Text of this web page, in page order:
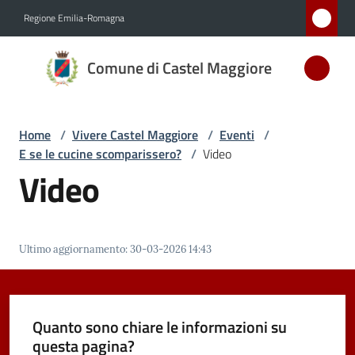
Regione Emilia-Romagna
Comune di Castel Maggiore
Comune
di Castel
D'ARGENTO
AL MERITO
CIVILE
Amministrazione
Novità
Servizi
Home / Vivere Castel Maggiore / Eventi /
E se le cucine scomparissero? / Video
Video
Ultimo aggiornamento:30-03-2026 14:43
Quanto sono chiare le informazioni su
questa pagina?